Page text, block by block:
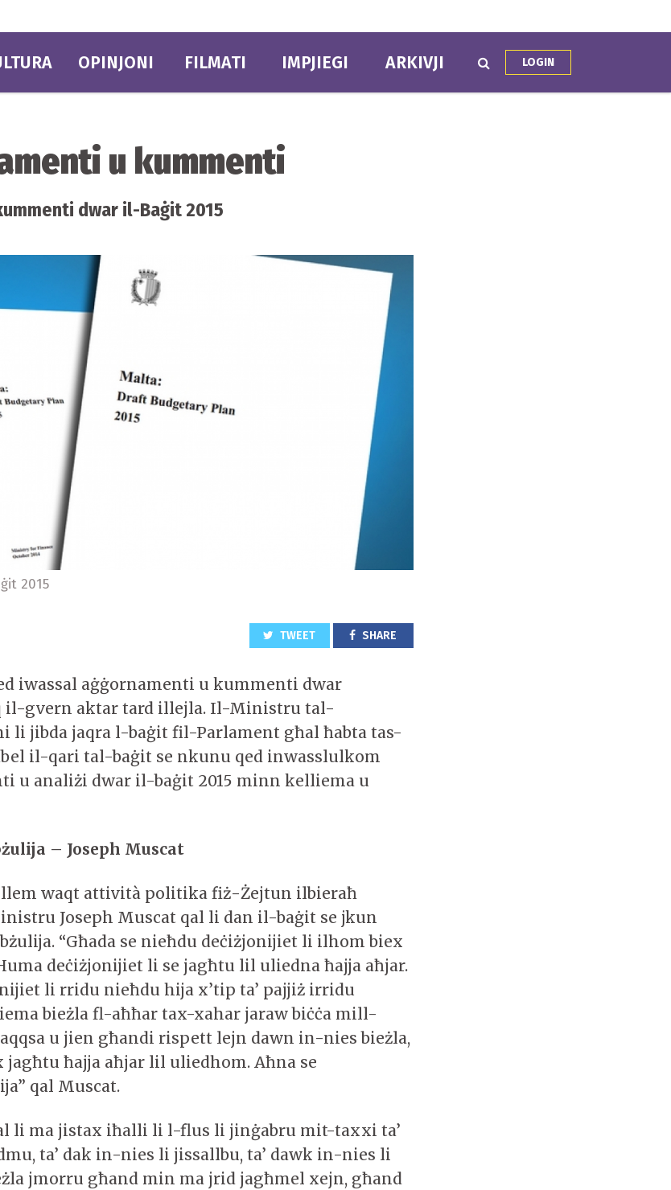
OPINJONI FILMATI IMPJIEGI ARKIVJI LOGIN
u kummenti
dwar il-Baġit 2015
2015
TWEET SHARE
iwassal aġġornamenti u kummenti dwar
il-gvern aktar tard illejla. Il-Ministru tal-
li jibda jaqra l-baġit fil-Parlament għal ħabta tas-
il-qari tal-baġit se nkunu qed inwasslulkom
u analiżi dwar il-baġit 2015 minn kelliema u
– Joseph Muscat
waqt attività politika fiż-Żejtun ilbieraħ
Joseph Muscat qal li dan il-baġit se jkun
“Għada se nieħdu deċiżjonijiet li ilhom biex
deċiżjonijiet li se jagħtu lil uliedna ħajja aħjar.
li rridu nieħdu hija x’tip ta’ pajjiż irridu
bieżla fl-aħħar tax-xahar jaraw biċċa mill-
u jien għandi rispett lejn dawn in-nies bieżla,
ħajja aħjar lil uliedhom. Aħna se
qal Muscat.
li ma jistax iħalli li l-flus li jinġabru mit-taxxi ta’
ta’ dak in-nies li jissallbu, ta’ dawk in-nies li
jmorru għand min ma jrid jagħmel xejn, għand